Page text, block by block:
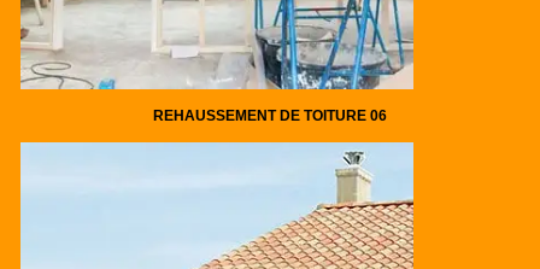
REHAUSSEMENT DE TOITURE 06